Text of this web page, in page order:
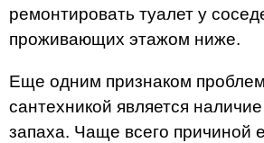
ремонтировать туалет у
проживающих этажом ниже.
Еще одним признаком
сантехникой является
запаха. Чаще всего причиной